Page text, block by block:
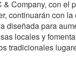
& Company, con el
continuarán con
diseñada para
locales y
tradicionales